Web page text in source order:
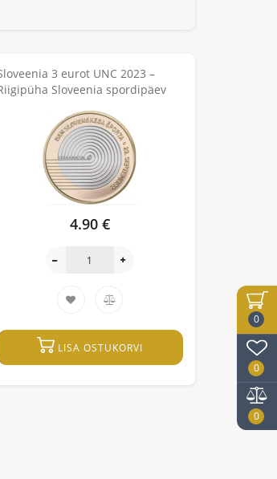
0
0
0
3 eurot UNC 2023 –
Sloveenia spordipäev
4.90 €
LISA OSTUKORVI